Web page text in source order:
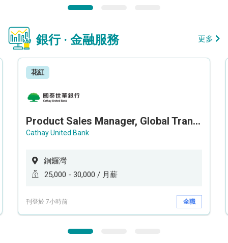
銀行 · 金融服務 更多
花紅
Product Sales Manager, Global Transaction Service (GTS)
Cathay United Bank
銅鑼灣
25,000 - 30,000 / 月薪
刊登於 7小時前 全職